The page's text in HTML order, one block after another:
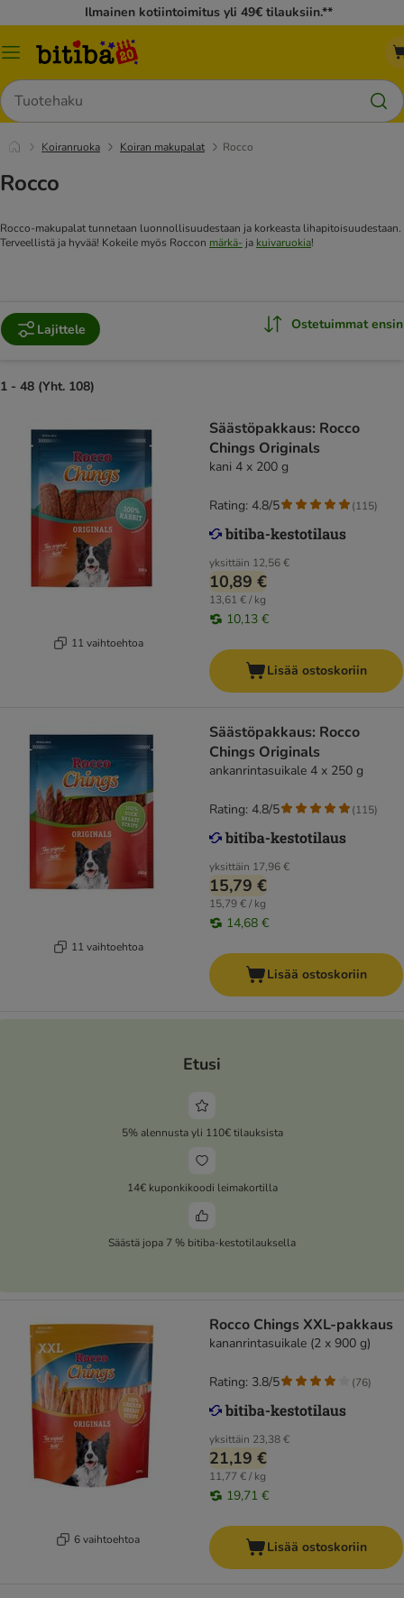
Ilmainen kotiintoimitus yli 49€ tilauksiin.**
Katalogivalikko
Hae
Koiranruoka Koiran makupalat Rocco
Rocco
Rocco-makupalat tunnetaan luonnollisuudestaan ja korkeasta lihapitoisuudestaan.
Terveellistä ja hyvää! Kokeile myös Roccon märkä- ja kuivaruokia!
Lajittele Ostetuimmat ensin
1 - 48 (Yht. 108)
11 vaihtoehtoa
Säästöpakkaus: Rocco
Chings Originals
kani 4 x 200 g
yksittäin 12,56 €
10,89 €
13,61 € / kg
10,13 €
Rating: 4.8/5 (115)
Lisää ostoskoriin
11 vaihtoehtoa
Säästöpakkaus: Rocco
Chings Originals
ankanrintasuikale 4 x 250 g
yksittäin 17,96 €
15,79 €
15,79 € / kg
14,68 €
Rating: 4.8/5 (115)
Lisää ostoskoriin
Etusi
5% alennusta yli 110€ tilauksista
14€ kuponkikoodi leimakortilla
Säästä jopa 7 % bitiba-kestotilauksella
6 vaihtoehtoa
Rocco Chings XXL-pakkaus
kananrintasuikale (2 x 900 g)
yksittäin 23,38 €
21,19 €
11,77 € / kg
19,71 €
Rating: 3.8/5 (76)
Lisää ostoskoriin